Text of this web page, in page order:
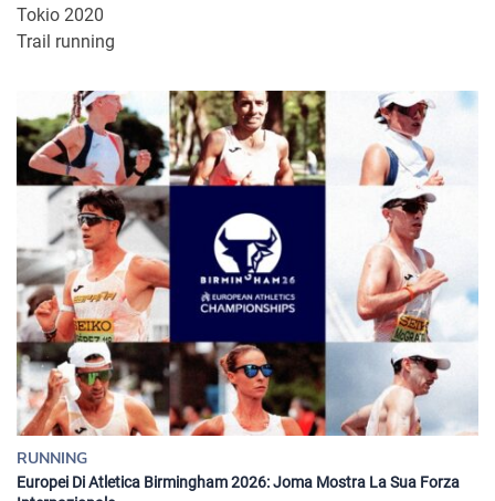
Tokio 2020
Trail running
RUNNING
Europei Di Atletica Birmingham 2026: Joma Mostra La Sua Forza